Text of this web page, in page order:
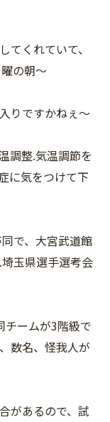
てくれていて、
の朝〜
りですかねぇ〜
調整.気温調節を
に気をつけて下
で、大宮武道館
玉県選手選考会
チームが3階級で
数名、怪我人が
があるので、試